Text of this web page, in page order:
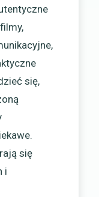
się,
się
i